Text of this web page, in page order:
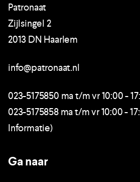
Patronaat
Zijlsingel 2
2013 DN Haarlem
info@patronaat.nl
023-5175850 ma t/m vr 10:00 -
023-5175858 ma t/m vr 10:00 -
Informatie)
Ga naar